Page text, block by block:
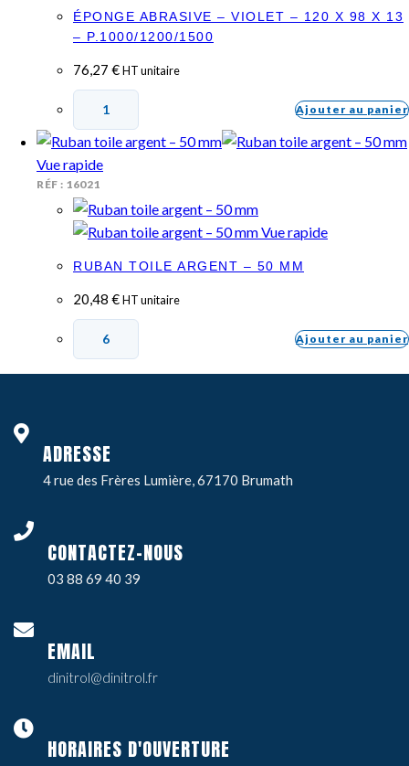
ÉPONGE ABRASIVE – VIOLET – 120 X 98 X 13
– P.1000/1200/1500
76,27 € HT unitaire
Ajouter au panier
Vue rapide
RÉF : 16021
Vue rapide
RUBAN TOILE ARGENT – 50 MM
20,48 € HT unitaire
Ajouter au panier
ADRESSE
4 rue des Frères Lumière, 67170 Brumath
CONTACTEZ-NOUS
03 88 69 40 39
EMAIL
dinitrol@dinitrol.fr
HORAIRES D'OUVERTURE